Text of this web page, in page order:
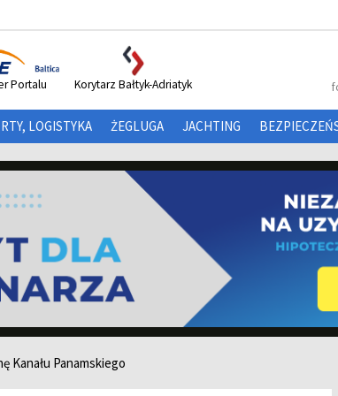
Portalu Korytarz Bałtyk-Adriatyk
LOGISTYKA ŻEGLUGA JACHTING
Kanału Panamskiego